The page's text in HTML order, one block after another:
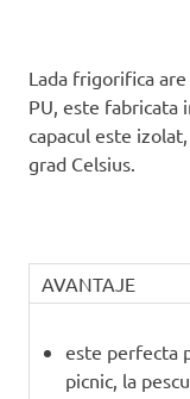
Lada frigorifica
PU, este fabricata
capacul este
grad Celsius.
AVANTAJE
este perfecta
picnic, la